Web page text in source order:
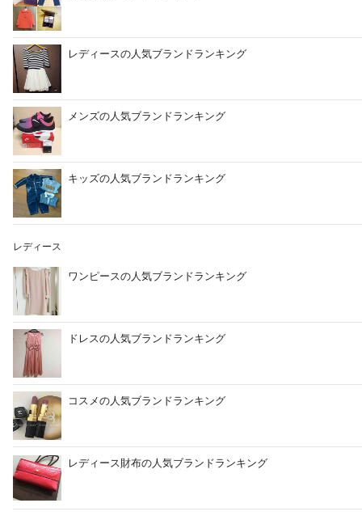
レディースの人気ブランドランキング
メンズの人気ブランドランキング
キッズの人気ブランドランキング
レディース
ワンピースの人気ブランドランキング
ドレスの人気ブランドランキング
コスメの人気ブランドランキング
レディース財布の人気ブランドランキング